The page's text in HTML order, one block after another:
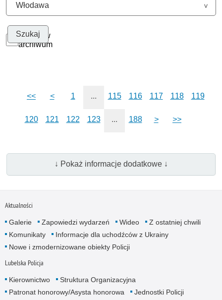
Szukaj w
archiwum
<< < 1 ... 115 116 117 118 119
120 121 122 123 ... 188 > >>
↓ Pokaż informacje dodatkowe ↓
Aktualności
Galerie Zapowiedzi wydarzeń Wideo
Z ostatniej chwili
Komunikaty
Informacje dla uchodźców z Ukrainy
Nowe i zmodernizowane obiekty Policji
Lubelska Policja
Kierownictwo
Struktura Organizacyjna
Patronat honorowy/Asysta honorowa
Jednostki Policji